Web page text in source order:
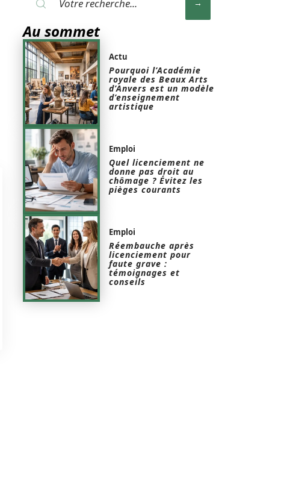
Au sommet
Actu
Pourquoi l’Académie
royale des Beaux Arts
d’Anvers est un modèle
d’enseignement
artistique
Emploi
Quel licenciement ne
donne pas droit au
chômage ? Évitez les
pièges courants
Emploi
Réembauche après
licenciement pour
faute grave :
témoignages et
conseils